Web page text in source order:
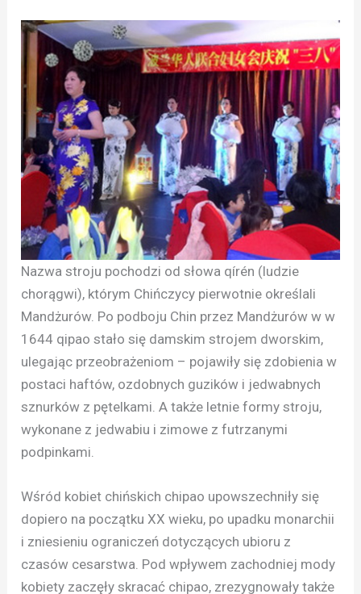
Nazwa stroju pochodzi od słowa qírén (ludzie
chorągwi), którym Chińczycy pierwotnie określali
Mandżurów. Po podboju Chin przez Mandżurów w w
1644 qipao stało się damskim strojem dworskim,
ulegając przeobrażeniom – pojawiły się zdobienia w
postaci haftów, ozdobnych guzików i jedwabnych
sznurków z pętelkami. A także letnie formy stroju,
wykonane z jedwabiu i zimowe z futrzanymi
podpinkami.
Wśród kobiet chińskich chipao upowszechniły się
dopiero na początku XX wieku, po upadku monarchii
i zniesieniu ograniczeń dotyczących ubioru z
czasów cesarstwa. Pod wpływem zachodniej mody
kobiety zaczęły skracać chipao, zrezygnowały także